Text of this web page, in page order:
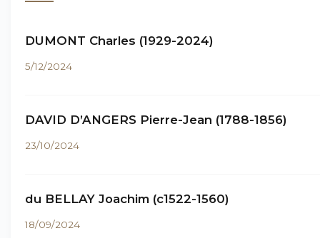
DUMONT Charles (1929-2024)
5/12/2024
DAVID D’ANGERS Pierre-Jean (1788-1856)
23/10/2024
du BELLAY Joachim (c1522-1560)
18/09/2024